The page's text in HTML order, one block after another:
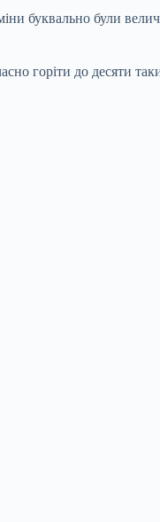
буквально були
горіти до десяти